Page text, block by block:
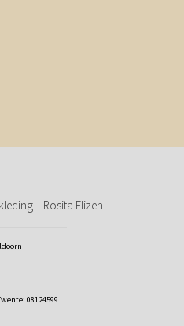
– Rosita Elizen
08124599